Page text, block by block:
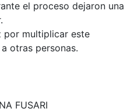
el proceso dejaron una
por multiplicar este
otras personas.